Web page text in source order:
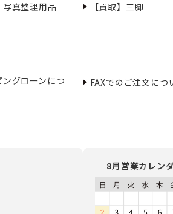
写真整理用品 【買取】三脚
ングローンにつ
FAXでのご注文につ
8月営業カレン